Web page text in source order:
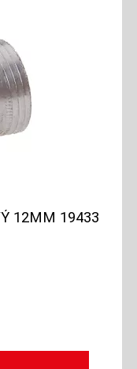
12MM 19433